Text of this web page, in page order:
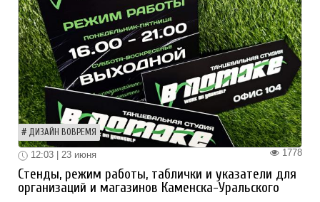
ДИЗАЙН ВОВРЕМЯ
1778
12:03 | 23 июня
Стенды, режим работы, таблички и указатели для
организаций и магазинов Каменска-Уральского